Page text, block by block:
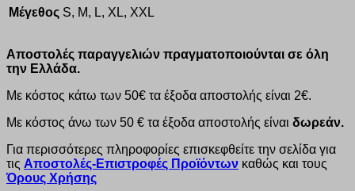
Μέγεθος S, M, L, XL, XXL
Αποστολές παραγγελιών πραγματοποιούνται σε όλη
την Ελλάδα.
Με κόστος κάτω των 50€ τα έξοδα αποστολής είναι 2€.
Με κόστος άνω των 50 € τα έξοδα αποστολής είναι δωρεάν.
Για περισσότερες πληροφορίες επισκεφθείτε την σελίδα για
τις Αποστολές-Επιστροφές Προϊόντων καθώς και τους
Όρους Χρήσης